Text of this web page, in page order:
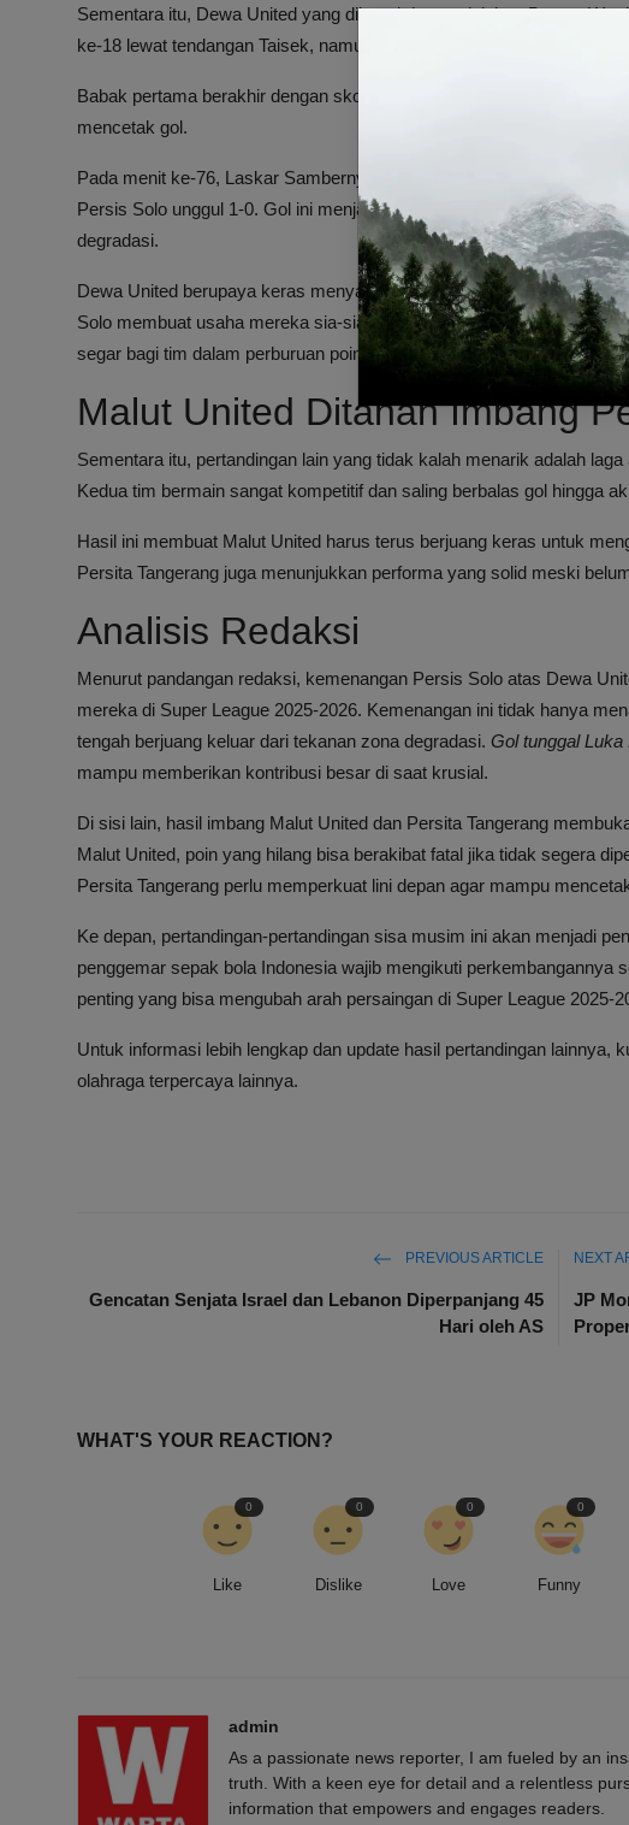
Sementara itu, Dewa United yang dikenal dengan julukan Banten
ke-18 lewat tendangan Taisek, namun bola masih melayang di atas
Babak pertama berakhir dengan skor imbang tanpa gol, menandakan
mencetak gol.
Pada menit ke-76, Laskar Sambernyawa berhasil memecah
Persis Solo unggul 1-0. Gol ini menjadi titik balik yang sangat penting
degradasi.
Dewa United berupaya keras menyamakan kedudukan hingga menit
Solo membuat usaha mereka sia-sia. Pertandingan berakhir dengan
segar bagi tim dalam perburuan poin penting.
Malut United Ditahan Imbang
Sementara itu, pertandingan lain yang tidak kalah menarik adalah
Kedua tim bermain sangat kompetitif dan saling berbalas gol hingga
Hasil ini membuat Malut United harus terus berjuang keras untuk
Persita Tangerang juga menunjukkan performa yang solid meski
Analisis Redaksi
Menurut pandangan redaksi, kemenangan Persis Solo atas Dewa
mereka di Super League 2025-2026. Kemenangan ini tidak hanya
tengah berjuang keluar dari tekanan zona degradasi. Gol tunggal Luka
mampu memberikan kontribusi besar di saat krusial.
Di sisi lain, hasil imbang Malut United dan Persita Tangerang
Malut United, poin yang hilang bisa berakibat fatal jika tidak segera
Persita Tangerang perlu memperkuat lini depan agar mampu
Ke depan, pertandingan-pertandingan sisa musim ini akan menjadi
penggemar sepak bola Indonesia wajib mengikuti perkembangannya
penting yang bisa mengubah arah persaingan di Super League 2025-
Untuk informasi lebih lengkap dan update hasil pertandingan lainnya,
olahraga terpercaya lainnya.
PREVIOUS ARTICLE
Gencatan Senjata Israel dan Lebanon Diperpanjang 45
Hari oleh AS
NEXT
JP
WHAT'S YOUR REACTION?
Like
0
Dislike
0
Love
0
Funny
0
admin
As a passionate news reporter, I am fueled by an
truth. With a keen eye for detail and a relentless
information that empowers and engages readers.